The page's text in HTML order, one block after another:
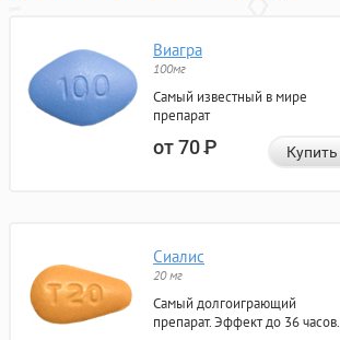
Виагра
100мг
Самый известный в мире
препарат
от 70Р Купить
Сиалис
20 мг
Самый долгоиграющий
препарат. Эффект до 36 часов.